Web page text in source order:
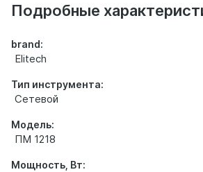
товаре
Подробные
brand:
Elitech
Тип инструмента:
Сетевой
Модель:
ПМ 1218
Мощность, Вт: